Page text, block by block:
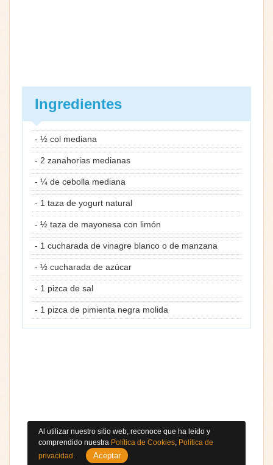
Ingredientes
- ½ col mediana
- 2 zanahorias medianas
- ¼ de cebolla mediana
- 1 taza de yogurt natural
- ½ taza de mayonesa con limón
- 1 cucharada de vinagre blanco o de manzana
- ½ cucharada de azúcar
- 1 pizca de sal
- 1 pizca de pimienta negra molida
Al utilizar nuestro sitio web, reconoce que ha leído y
comprendido nuestra Política de Cookies Política de
privacidad
Aceptar